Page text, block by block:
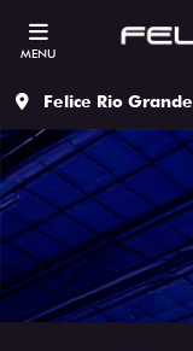
MENU
Felice Rio Grande